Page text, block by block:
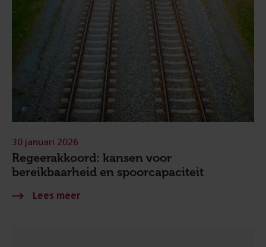
Regeerakkoord: kansen voor
bereikbaarheid en spoorcapaciteit
30 januari 2026